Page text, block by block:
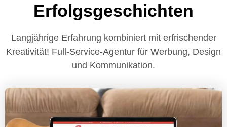
Erfolgsgeschichten
Langjährige Erfahrung kombiniert mit erfrischender
Kreativität! Full-Service-Agentur für Werbung, Design
und Kommunikation.